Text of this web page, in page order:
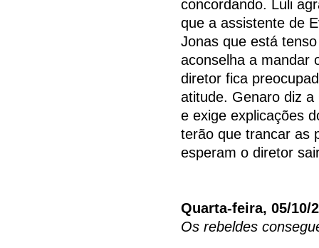
concordando. Luli
que a assistente de
Jonas que está
aconselha a mandar
diretor fica
atitude. Genaro diz
e exige explicações
terão que trancar as
esperam o diretor
Quarta-feira, 05/10/
Os rebeldes